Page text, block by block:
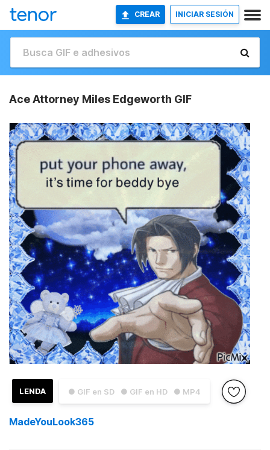
CREAR INICIAR SESIÓN
Ace Attorney Miles Edgeworth GIF
● GIF en SD ● GIF en HD ● MP4
LENDA
MadeYouLook365